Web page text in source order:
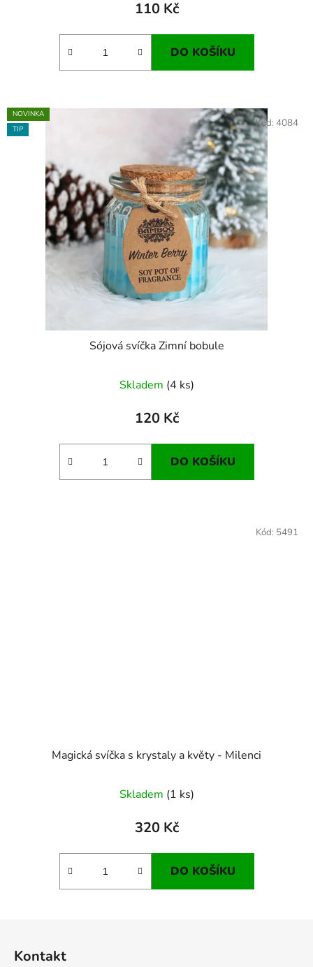
110 Kč
DO KOŠÍKU
NOVINKA
TIP
Sójová svíčka Zimní bobule
Skladem (4 ks)
120 Kč
DO KOŠÍKU
Kód: 4084
Magická svíčka s krystaly a květy - Milenci
Skladem (1 ks)
320 Kč
DO KOŠÍKU
Kód: 5491
Kontakt